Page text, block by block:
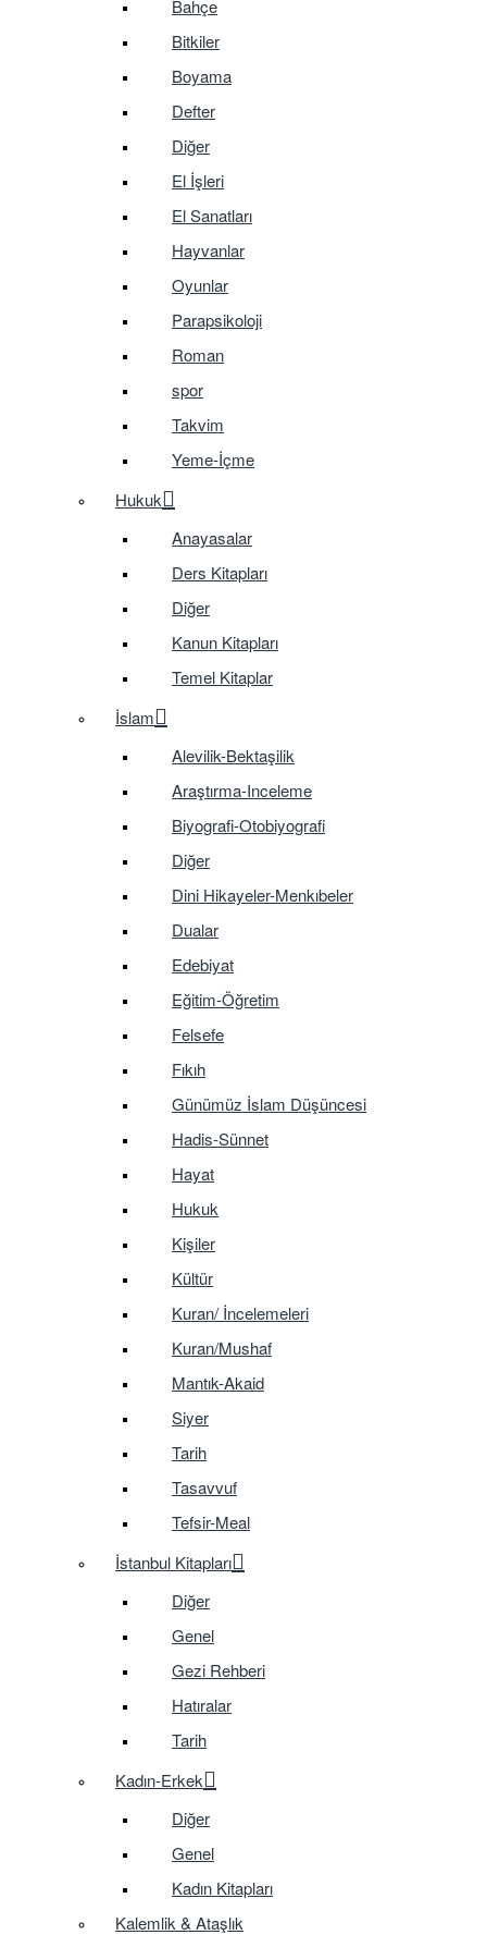
Bahçe
Bitkiler
Boyama
Defter
Diğer
El İşleri
El Sanatları
Hayvanlar
Oyunlar
Parapsikoloji
Roman
spor
Takvim
Yeme-İçme
Hukuk
Anayasalar
Ders Kitapları
Diğer
Kanun Kitapları
Temel Kitaplar
İslam
Alevilik-Bektaşilik
Araştırma-Inceleme
Biyografi-Otobiyografi
Diğer
Dini Hikayeler-Menkıbeler
Dualar
Edebiyat
Eğitim-Öğretim
Felsefe
Fıkıh
Günümüz İslam Düşüncesi
Hadis-Sünnet
Hayat
Hukuk
Kişiler
Kültür
Kuran/ İncelemeleri
Kuran/Mushaf
Mantık-Akaid
Siyer
Tarih
Tasavvuf
Tefsir-Meal
İstanbul Kitapları
Diğer
Genel
Gezi Rehberi
Hatıralar
Tarih
Kadın-Erkek
Diğer
Genel
Kadın Kitapları
Kalemlik & Ataşlık